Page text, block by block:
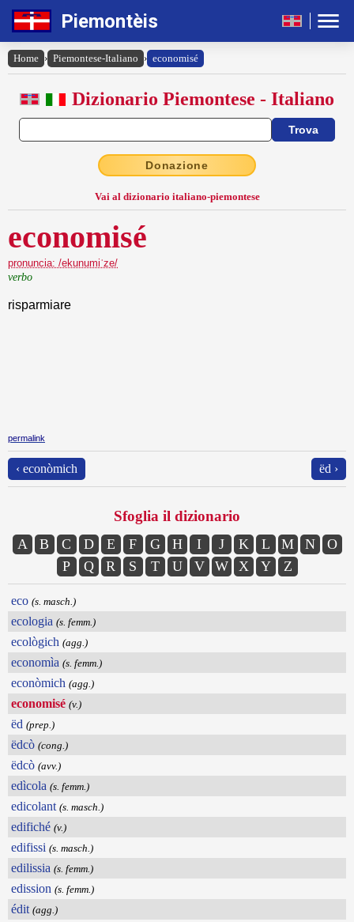
Piemontèis
Home › Piemontese-Italiano › economisé
Dizionario Piemontese - Italiano
Donazione
Vai al dizionario italiano-piemontese
economisé
pronuncia: /ekunumiˈze/
verbo
risparmiare
permalink
‹ econòmich ëd ›
Sfoglia il dizionario
A B C D E F G H I J K L M N
O
P
Q R S T U V W X Y Z
eco (s. masch.)
ecologia (s. femm.)
ecològich (agg.)
economìa (s. femm.)
econòmich (agg.)
economisé (v.)
ëd (prep.)
ëdcò (cong.)
ëdcò (avv.)
edìcola (s. femm.)
edicolant (s. masch.)
edifiché (v.)
edifissi (s. masch.)
edilissia (s. femm.)
edission (s. femm.)
édit (agg.)